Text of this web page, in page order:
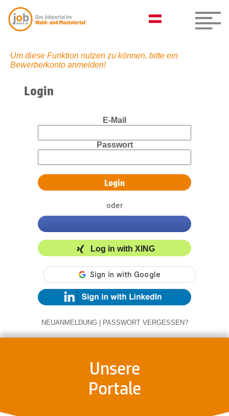
Um diese Funktion nutzen zu können, bitte ein
Bewerberkonto anmelden!
Login
E-Mail
Passwort
oder
Log in with XING
NEUANMELDUNG | PASSWORT VERGESSEN?
Unsere
Portale